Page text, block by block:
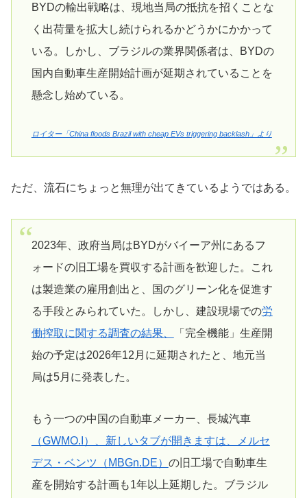
BYDの輸出戦略は、現地当局の抵抗を招くことな
く出荷量を拡大し続けられるかどうかにかかって
いる。しかし、ブラジルの業界関係者は、BYDの
国内自動車生産開始計画が延期されていることを
懸念し始めている。
ロイター「China floods Brazil with cheap EVs triggering backlash」より
ただ、流石にちょっと無理が出てきているようではある。
2023年、政府当局はBYDがバイーア州にあるフ
ォードの旧工場を買収する計画を歓迎した。これ
は製造業の雇用創出と、国のグリーン化を促進す
る手段とみられていた。しかし、建設現場での労
働搾取に関する調査の結果、
「完全機能」生産開
始の予定は2026年12月に延期されたと、地元当
局は5月に発表した。
もう一つの中国の自動車メーカー、長城汽車
（GWMO.I）、新しいタブが開きますは、メルセ
デス・ベンツ（MBGn.DE） の旧工場で自動車生
産を開始する計画も1年以上延期した。ブラジル